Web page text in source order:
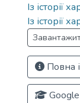
Із історії
Із історії
Повна